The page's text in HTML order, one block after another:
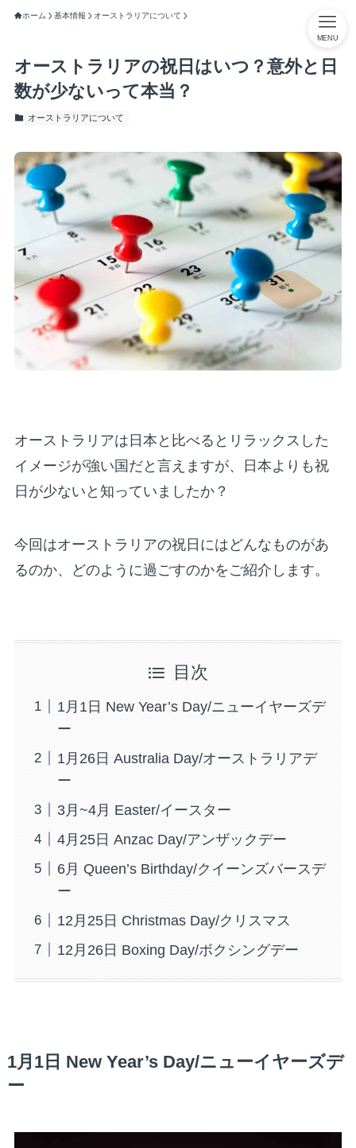
MENU
ホーム 基本情報 オーストラリアについて
オーストラリアの祝日はいつ？意外と日
数が少ないって本当？
オーストラリアについて
オーストラリアは日本と比べるとリラックスした
イメージが強い国だと言えますが、日本よりも祝
日が少ないと知っていましたか？
今回はオーストラリアの祝日にはどんなものがあ
るのか、どのように過ごすのかをご紹介します。
目次
1月1日 New Year’s Day/ニューイヤーズデ
ー
1月26日 Australia Day/オーストラリアデ
ー
3月~4月 Easter/イースター
4月25日 Anzac Day/アンザックデー
6月 Queen’s Birthday/クイーンズバースデ
ー
12月25日 Christmas Day/クリスマス
12月26日 Boxing Day/ボクシングデー
1月1日 New Year’s Day/ニューイヤーズデ
ー